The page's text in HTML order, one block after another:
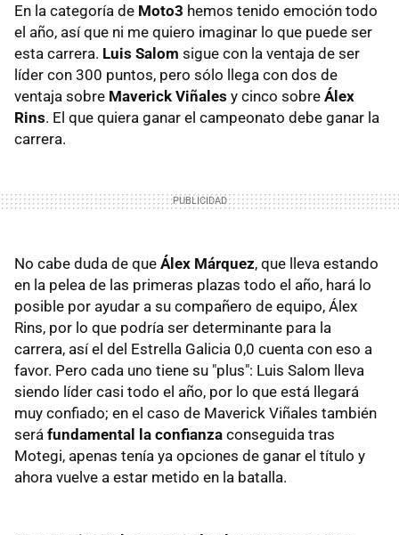
En la categoría de Moto3 hemos tenido emoción todo
el año, así que ni me quiero imaginar lo que puede ser
esta carrera. Luis Salom sigue con la ventaja de ser
líder con 300 puntos, pero sólo llega con dos de
ventaja sobre Maverick Viñales y cinco sobre Álex
Rins. El que quiera ganar el campeonato debe ganar la
carrera.
No cabe duda de que Álex Márquez, que lleva estando
en la pelea de las primeras plazas todo el año, hará lo
posible por ayudar a su compañero de equipo, Álex
Rins, por lo que podría ser determinante para la
carrera, así el del Estrella Galicia 0,0 cuenta con eso a
favor. Pero cada uno tiene su "plus": Luis Salom lleva
siendo líder casi todo el año, por lo que está llegará
muy confiado; en el caso de Maverick Viñales también
será fundamental la confianza conseguida tras
Motegi, apenas tenía ya opciones de ganar el título y
ahora vuelve a estar metido en la batalla.